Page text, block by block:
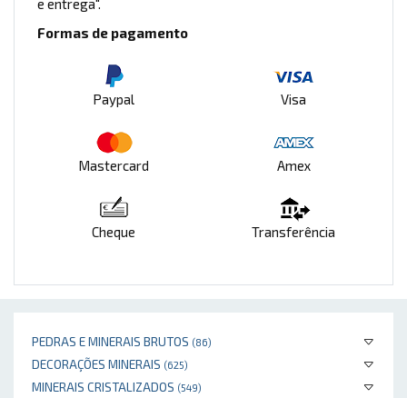
PEDRAS E MINERAIS BRUTOS (86)
DECORAÇÕES MINERAIS (625)
MINERAIS CRISTALIZADOS (549)
e entrega".
Formas de pagamento
Paypal Visa
Mastercard Amex
Cheque Transferência